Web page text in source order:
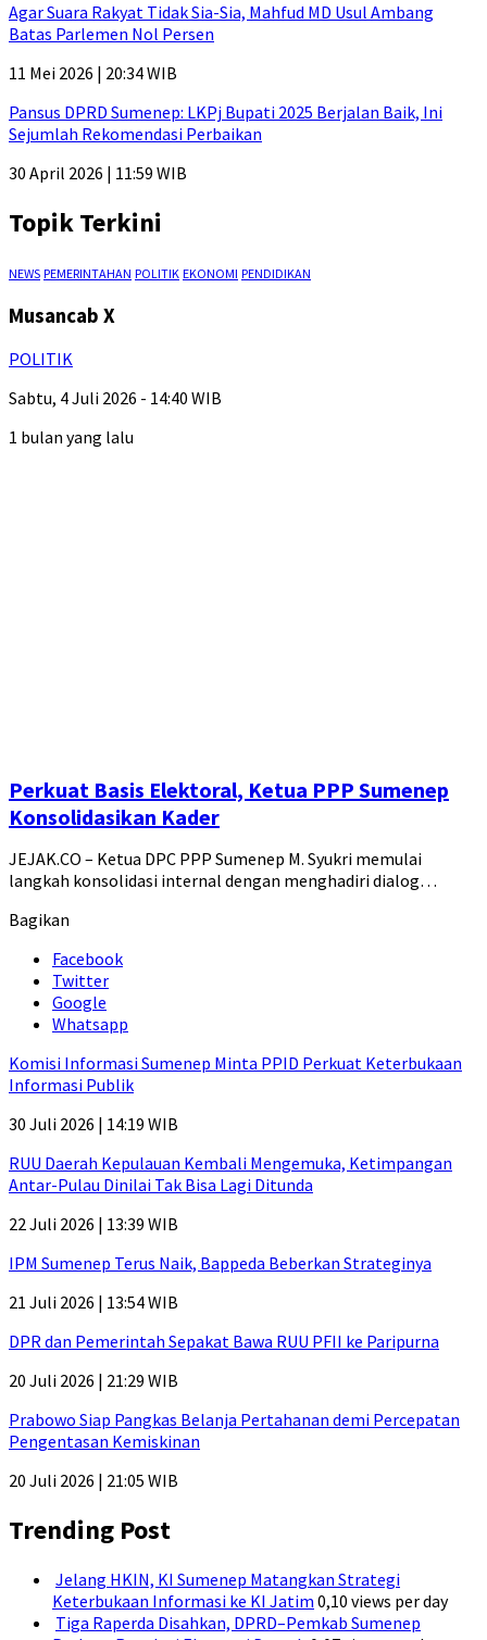
Agar Suara Rakyat Tidak Sia-Sia, Mahfud MD Usul Ambang
Batas Parlemen Nol Persen
11 Mei 2026 | 20:34 WIB
Pansus DPRD Sumenep: LKPj Bupati 2025 Berjalan Baik, Ini
Sejumlah Rekomendasi Perbaikan
30 April 2026 | 11:59 WIB
Topik Terkini
NEWS PEMERINTAHAN POLITIK EKONOMI PENDIDIKAN
Musancab X
POLITIK
Sabtu, 4 Juli 2026 - 14:40 WIB
1 bulan yang lalu
Perkuat Basis Elektoral, Ketua PPP Sumenep
Konsolidasikan Kader
JEJAK.CO – Ketua DPC PPP Sumenep M. Syukri memulai
langkah konsolidasi internal dengan menghadiri dialog…
Bagikan
Facebook
Twitter
Google
Whatsapp
Komisi Informasi Sumenep Minta PPID Perkuat Keterbukaan
Informasi Publik
30 Juli 2026 | 14:19 WIB
RUU Daerah Kepulauan Kembali Mengemuka, Ketimpangan
Antar-Pulau Dinilai Tak Bisa Lagi Ditunda
22 Juli 2026 | 13:39 WIB
IPM Sumenep Terus Naik, Bappeda Beberkan Strateginya
21 Juli 2026 | 13:54 WIB
DPR dan Pemerintah Sepakat Bawa RUU PFII ke Paripurna
20 Juli 2026 | 21:29 WIB
Prabowo Siap Pangkas Belanja Pertahanan demi Percepatan
Pengentasan Kemiskinan
20 Juli 2026 | 21:05 WIB
Trending Post
Jelang HKIN, KI Sumenep Matangkan Strategi
Keterbukaan Informasi ke KI Jatim 0,10 views per day
Tiga Raperda Disahkan, DPRD–Pemkab Sumenep